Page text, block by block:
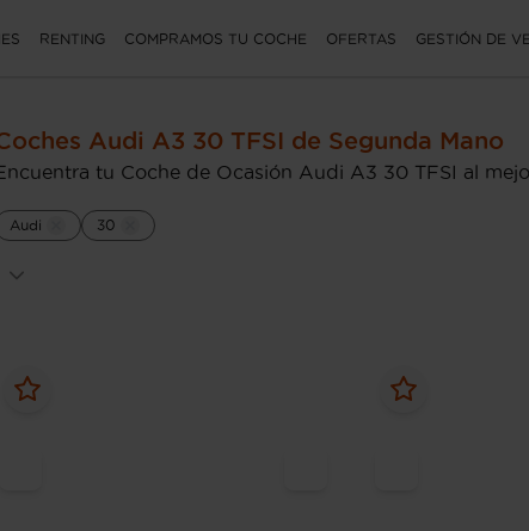
RENTING COMPRAMOS TU COCHE OFERTAS GESTIÓN DE
Audi A3 30 TFSI de Segunda Mano
tu Coche de Ocasión Audi A3 30 TFSI al
Audi 30